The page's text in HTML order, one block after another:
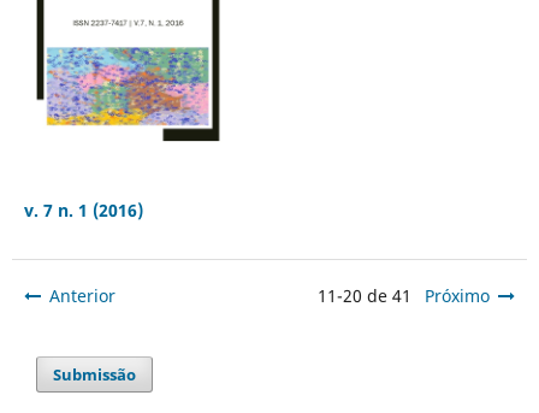
v. 7 n. 1 (2016)
Anterior 11-20 de 41 Próximo
Submissão